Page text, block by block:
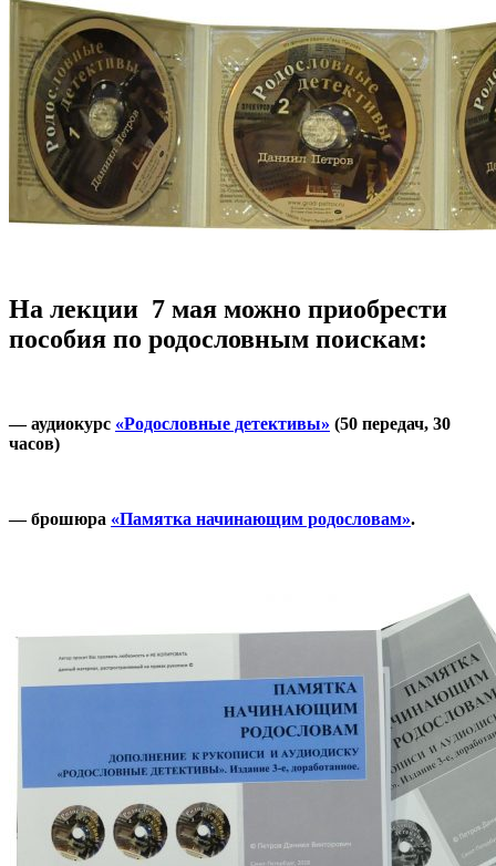
На лекции 7 мая можно приобрести
пособия по родословным поискам:
— аудиокурс «Родословные детективы» (50 передач, 30
часов)
— брошюра «Памятка начинающим родословам».